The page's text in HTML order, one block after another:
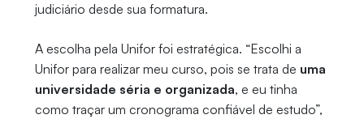
judiciário desde sua formatura.
A escolha pela Unifor foi estratégica. “Escolhi a
Unifor para realizar meu curso, pois se trata de uma
universidade séria e organizada, e eu tinha
como traçar um cronograma confiável de estudo”,